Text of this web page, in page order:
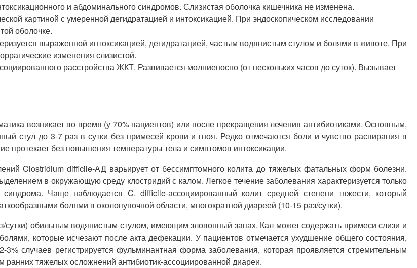
и абдоминального синдромов. Слизистая оболочка кишечника не изменена.
картиной с умеренной дегидратацией и интоксикацией. При эндоскопическом исследовании
оболочке.
выраженной интоксикацией, дегидратацией, частым водянистым стулом и болями в животе. При
изменения слизистой.
расстройства ЖКТ. Развивается молниеносно (от нескольких часов до суток). Вызывает
возникает во время (у 70% пациентов) или после прекращения лечения антибиотиками. Основным,
стул до 3-7 раз в сутки без примесей крови и гноя. Редко отмечаются боли и чувство распирания в
без повышения температуры тела и симптомов интоксикации.
Clostridium difficile-АД варьирует от бессимптомного колита до тяжелых фатальных форм болезни.
в окружающую среду клостридий с калом. Легкое течение заболевания характеризуется только
Чаще наблюдается C. difficile-ассоциированный колит средней степени тяжести, который
болями в околопупочной области, многократной диареей (10-15 раз/сутки).
сутки) обильным водянистым стулом, имеющим зловонный запах. Кал может содержать примеси слизи и
которые исчезают после акта дефекации. У пациентов отмечается ухудшение общего состояния,
случаев регистрируется фульминантная форма заболевания, которая проявляется стремительным
тяжелых осложнений антибиотик-ассоциированной диареи.